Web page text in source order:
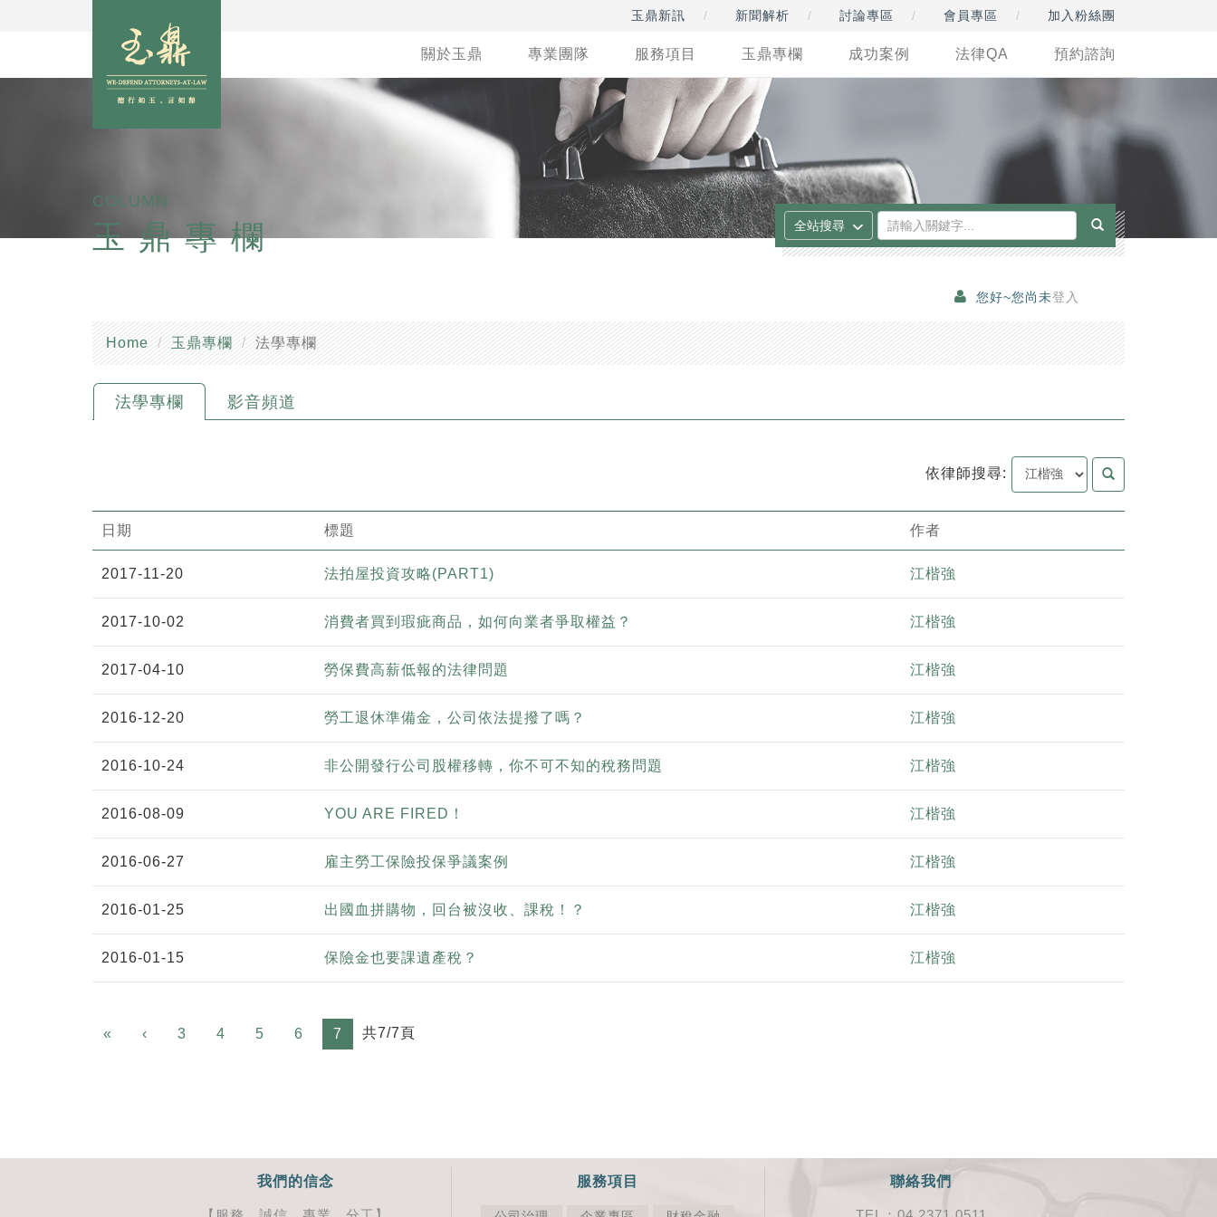
玉鼎新訊 新聞解析 討論專區 會員專區 加入粉絲團
關於玉鼎 專業團隊 服務項目 玉鼎專欄 成功案例 法律QA 預約諮詢
COLUMN
玉鼎專欄
您好~您尚未登入
Home 玉鼎專欄 法學專欄
法學專欄 影音頻道
依律師搜尋:
日期 標題 作者
2017-11-20 法拍屋投資攻略(PART1) 江楷強
2017-10-02 消費者買到瑕疵商品，如何向業者爭取權益？ 江楷強
2017-04-10 勞保費高薪低報的法律問題 江楷強
2016-12-20 勞工退休準備金，公司依法提撥了嗎？ 江楷強
2016-10-24 非公開發行公司股權移轉，你不可不知的稅務問題 江楷強
2016-08-09 YOU ARE FIRED！ 江楷強
2016-06-27 雇主勞工保險投保爭議案例 江楷強
2016-01-25 出國血拼購物，回台被沒收、課稅！？ 江楷強
2016-01-15 保險金也要課遺產稅？ 江楷強
« Previous
‹ 3 4 5 6 7 共7/7頁
我們的信念 服務項目 聯絡我們